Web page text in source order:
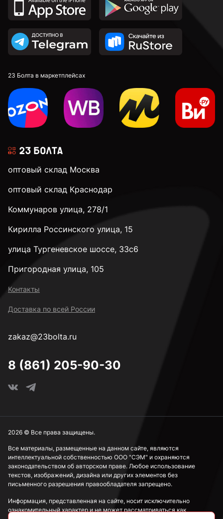
23 Болта в маркетплейсах
оптовый склад Москва
оптовый склад Краснодар
Коммунаров улица, 278/1
Кирилла Россинского улица, 15
улица Тургеневское шоссе, 33с6
Пригородная улица, 105
Контакты
Доставка по всей России
zakaz@23bolta.ru
8 (861) 205-90-30
Все материалы, размещенные на данном сайте, являются
интеллектуальной собственностью ООО "СЭМ" и охраняются
законодательством об авторском праве. Любое использование
текстов, изображений, дизайна или других элементов без
письменного разрешения правообладателя запрещено.
Информация, представленная на сайте, носит исключительно
ознакомительный характер и не может рассматриваться как
2026 © Все права защищены.